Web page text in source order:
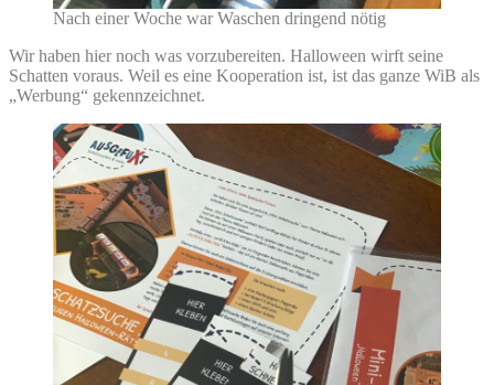
Nach einer Woche war Waschen dringend nötig
Wir haben hier noch was vorzubereiten. Halloween wirft seine
Schatten voraus. Weil es eine Kooperation ist, ist das ganze WiB als
„Werbung“ gekennzeichnet.